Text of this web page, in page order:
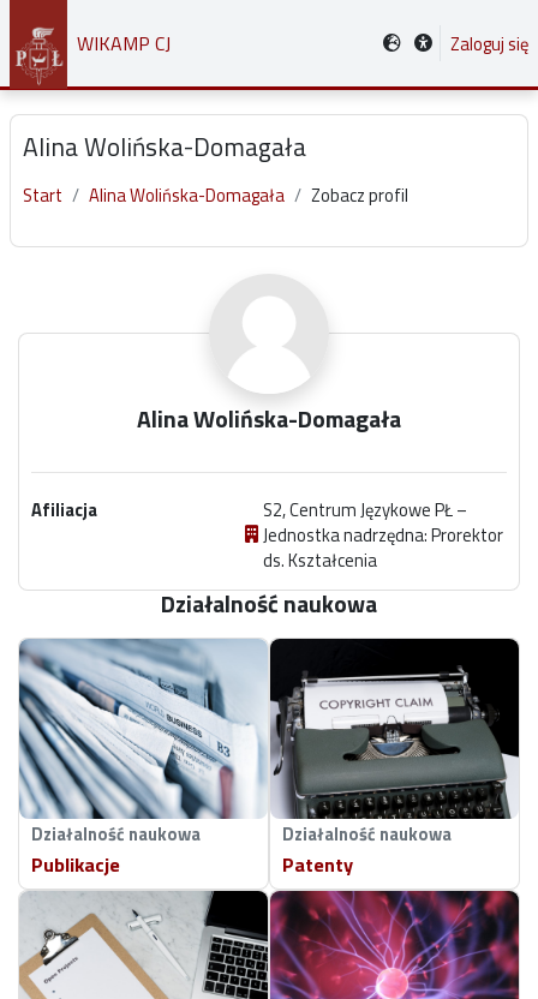
Przejdź do głównej zawartości
WIKAMP CJ Zaloguj się
Alina Wolińska-Domagała
Start Alina Wolińska-Domagała Zobacz profil
Alina Wolińska-Domagała
Afiliacja
S2, Centrum Językowe PŁ –
Jednostka nadrzędna: Prorektor
ds. Kształcenia
Działalność naukowa
Działalność naukowa
Publikacje
Działalność naukowa
Patenty